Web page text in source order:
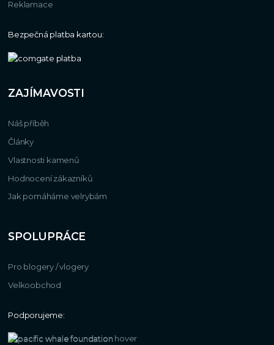
Reklamace
Bezpečná platba kartou:
ZAJÍMAVOSTI
Náš příběh
Články
Vlastnosti kamenů
Hodnocení zákazníků
Jak pomáháme velrybám
SPOLUPRÁCE
Pro blogery / vlogery
Velkoobchod
Podporujeme: